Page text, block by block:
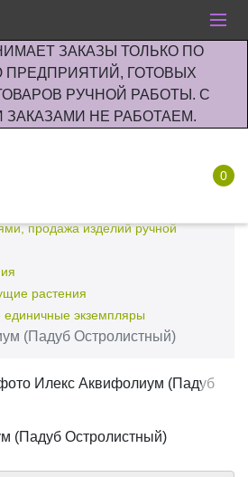
ЗАКАЗЫ ТОЛЬКО ПО
ГОТОВЫХ
РУЧНОЙ РАБОТЫ. С
НЕ РАБОТАЕМ.
0
продажа изделий ручной
растения
единичные экземпляры
(Падуб Остролистный)